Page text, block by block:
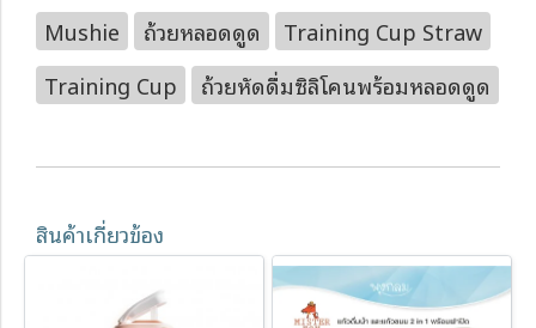
Mushie ถ้วยหลอดดูด
Training Cup Straw
Training Cup
ถ้วยหัดดื่มซิลิโคนพร้อมหลอดดูด
สินค้าเกี่ยวข้อง